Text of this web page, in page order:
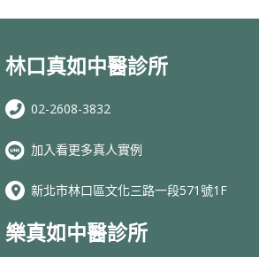
林口真如中醫診所
02-2608-3832
加入看更多真人實例
新北市林口區文化三路一段571號1F
樂真如中醫診所